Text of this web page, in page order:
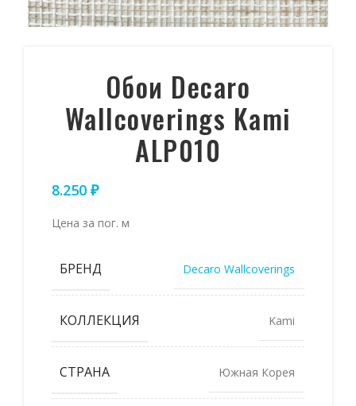
Обои Decaro
Wallcoverings Kami
ALP010
8.250 ₽
Цена за пог. м
БРЕНД Decaro Wallcoverings
КОЛЛЕКЦИЯ Kami
СТРАНА Южная Корея